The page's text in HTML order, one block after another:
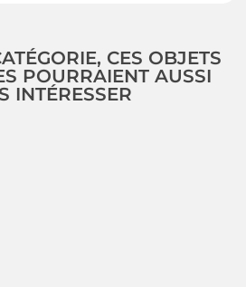
CES OBJETS
POURRAIENT AUSSI
INTÉRESSER
22x12cm